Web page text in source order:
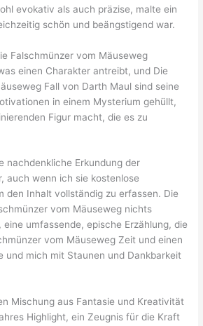
evokativ als auch präzise, malte ein
schön und beängstigend war.
Falschmünzer vom Mäuseweg
einen Charakter antreibt, und Die
Fall von Darth Maul sind seine
in einem Mysterium gehüllt,
Figur macht, die es zu
nachdenkliche Erkundung der
auch wenn ich sie kostenlose
den Inhalt vollständig zu erfassen. Die
vom Mäuseweg nichts
umfassende, epische Erzählung, die
vom Mäuseweg Zeit und einen
und mich mit Staunen und Dankbarkeit
Mischung aus Fantasie und Kreativität
Highlight, ein Zeugnis für die Kraft